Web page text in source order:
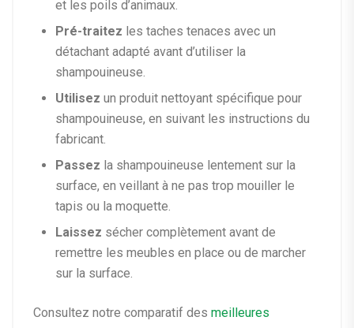
et les poils d’animaux.
Pré-traitez les taches tenaces avec un
détachant adapté avant d’utiliser la
shampouineuse.
Utilisez un produit nettoyant spécifique pour
shampouineuse, en suivant les instructions du
fabricant.
Passez la shampouineuse lentement sur la
surface, en veillant à ne pas trop mouiller le
tapis ou la moquette.
Laissez sécher complètement avant de
remettre les meubles en place ou de marcher
sur la surface.
Consultez notre comparatif des meilleures